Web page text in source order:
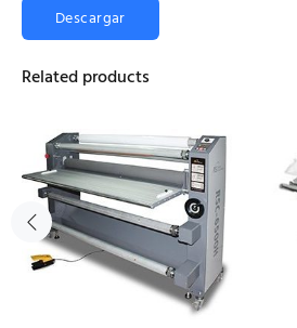
Descargar
Related products